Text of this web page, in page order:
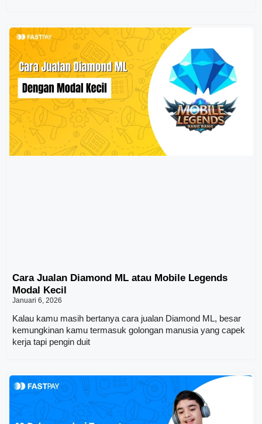
Cara Jualan Diamond ML atau Mobile Legends
Modal Kecil
Januari 6, 2026
Kalau kamu masih bertanya cara jualan Diamond ML, besar
kemungkinan kamu termasuk golongan manusia yang capek
kerja tapi pengin duit